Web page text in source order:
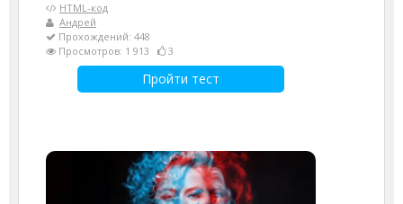
HTML-код
Андрей
Прохождений: 448
Просмотров: 1 913
3
Пройти тест